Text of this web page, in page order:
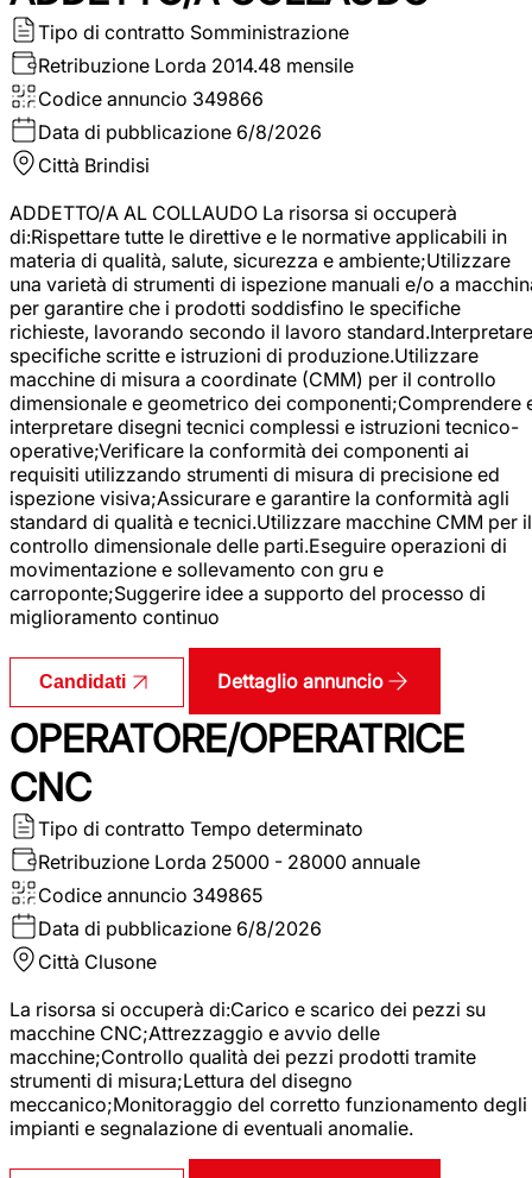
Tipo di contratto Somministrazione
Retribuzione Lorda 2014.48 mensile
Codice annuncio 349866
Data di pubblicazione 6/8/2026
Città Brindisi
ADDETTO/A AL COLLAUDO La risorsa si occuperà
di:Rispettare tutte le direttive e le normative applicabili in
materia di qualità, salute, sicurezza e ambiente;Utilizzare
una varietà di strumenti di ispezione manuali e/o a
per garantire che i prodotti soddisfino le specifiche
richieste, lavorando secondo il lavoro standard.Interpretare
specifiche scritte e istruzioni di produzione.Utilizzare
macchine di misura a coordinate (CMM) per il controllo
dimensionale e geometrico dei componenti;Comprendere
interpretare disegni tecnici complessi e istruzioni tecnico-
operative;Verificare la conformità dei componenti ai
requisiti utilizzando strumenti di misura di precisione ed
ispezione visiva;Assicurare e garantire la conformità agli
standard di qualità e tecnici.Utilizzare macchine CMM per il
controllo dimensionale delle parti.Eseguire operazioni di
movimentazione e sollevamento con gru e
carroponte;Suggerire idee a supporto del processo di
miglioramento continuo
Candidati Dettaglio annuncio
OPERATORE/OPERATRICE
CNC
Tipo di contratto Tempo determinato
Retribuzione Lorda 25000 - 28000 annuale
Codice annuncio 349865
Data di pubblicazione 6/8/2026
Città Clusone
La risorsa si occuperà di:Carico e scarico dei pezzi su
macchine CNC;Attrezzaggio e avvio delle
macchine;Controllo qualità dei pezzi prodotti tramite
strumenti di misura;Lettura del disegno
meccanico;Monitoraggio del corretto funzionamento degli
impianti e segnalazione di eventuali anomalie.